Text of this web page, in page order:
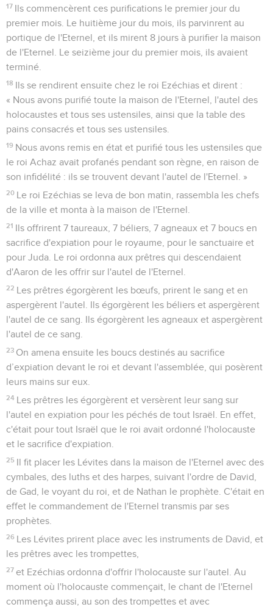
17 Ils commencèrent ces purifications le premier jour du
premier mois. Le huitième jour du mois, ils parvinrent au
portique de l'Eternel, et ils mirent 8 jours à purifier la maison
de l'Eternel. Le seizième jour du premier mois, ils avaient
terminé.
18 Ils se rendirent ensuite chez le roi Ezéchias et dirent :
« Nous avons purifié toute la maison de l'Eternel, l'autel des
holocaustes et tous ses ustensiles, ainsi que la table des
pains consacrés et tous ses ustensiles.
19 Nous avons remis en état et purifié tous les ustensiles que
le roi Achaz avait profanés pendant son règne, en raison de
son infidélité : ils se trouvent devant l'autel de l'Eternel. »
20 Le roi Ezéchias se leva de bon matin, rassembla les chefs
de la ville et monta à la maison de l'Eternel.
21 Ils offrirent 7 taureaux, 7 béliers, 7 agneaux et 7 boucs en
sacrifice d'expiation pour le royaume, pour le sanctuaire et
pour Juda. Le roi ordonna aux prêtres qui descendaient
d'Aaron de les offrir sur l'autel de l'Eternel.
22 Les prêtres égorgèrent les bœufs, prirent le sang et en
aspergèrent l'autel. Ils égorgèrent les béliers et aspergèrent
l'autel de ce sang. Ils égorgèrent les agneaux et aspergèrent
l'autel de ce sang.
23 On amena ensuite les boucs destinés au sacrifice
d’expiation devant le roi et devant l'assemblée, qui posèrent
leurs mains sur eux.
24 Les prêtres les égorgèrent et versèrent leur sang sur
l'autel en expiation pour les péchés de tout Israël. En effet,
c'était pour tout Israël que le roi avait ordonné l'holocauste
et le sacrifice d'expiation.
25 Il fit placer les Lévites dans la maison de l'Eternel avec des
cymbales, des luths et des harpes, suivant l'ordre de David,
de Gad, le voyant du roi, et de Nathan le prophète. C'était en
effet le commandement de l'Eternel transmis par ses
prophètes.
26 Les Lévites prirent place avec les instruments de David, et
les prêtres avec les trompettes,
27 et Ezéchias ordonna d'offrir l'holocauste sur l'autel. Au
moment où l'holocauste commençait, le chant de l'Eternel
commença aussi, au son des trompettes et avec